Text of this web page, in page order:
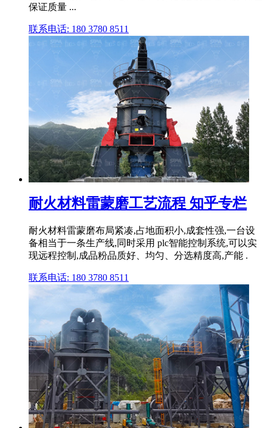
保证质量 ...
联系电话: 180 3780 8511
耐火材料雷蒙磨工艺流程 知乎专栏
耐火材料雷蒙磨布局紧凑,占地面积小,成套性强,一台设
备相当于一条生产线,同时采用 plc智能控制系统,可以实
现远程控制,成品粉品质好、均匀、分选精度高,产能 .
联系电话: 180 3780 8511